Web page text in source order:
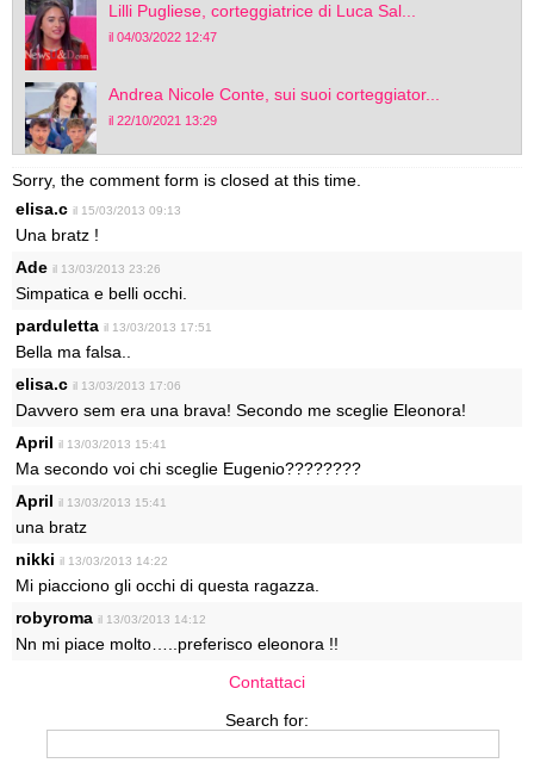
Lilli Pugliese, corteggiatrice di Luca Sal...
il 04/03/2022 12:47
Andrea Nicole Conte, sui suoi corteggiator...
il 22/10/2021 13:29
Sorry, the comment form is closed at this time.
elisa.c il 15/03/2013 09:13
Una bratz !
Ade il 13/03/2013 23:26
Simpatica e belli occhi.
parduletta il 13/03/2013 17:51
Bella ma falsa..
elisa.c il 13/03/2013 17:06
Davvero sem era una brava! Secondo me sceglie Eleonora!
April il 13/03/2013 15:41
Ma secondo voi chi sceglie Eugenio????????
April il 13/03/2013 15:41
una bratz
nikki il 13/03/2013 14:22
Mi piacciono gli occhi di questa ragazza.
robyroma il 13/03/2013 14:12
Nn mi piace molto…..preferisco eleonora !!
Contattaci
Search for: